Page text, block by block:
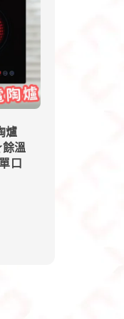
爐
溫
口